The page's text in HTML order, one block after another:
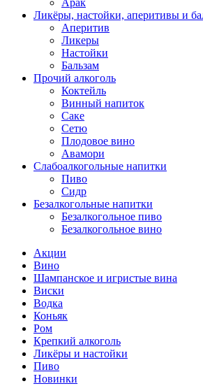
Арак
Ликёры, настойки, аперитивы и
Аперитив
Ликеры
Настойки
Бальзам
Прочий алкоголь
Коктейль
Винный напиток
Саке
Сетю
Плодовое вино
Авамори
Слабоалкогольные напитки
Пиво
Сидр
Безалкогольные напитки
Безалкогольное пиво
Безалкогольное вино
Акции
Вино
Шампанское и игристые вина
Виски
Водка
Коньяк
Ром
Крепкий алкоголь
Ликёры и настойки
Пиво
Новинки